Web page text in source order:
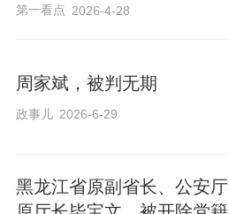
第一看点 2026-4-28
周家斌，被判无期
政事儿 2026-6-29
黑龙江省原副省长、公安厅